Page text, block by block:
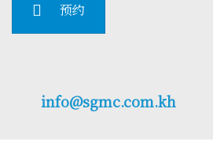
预约
info@sgmc.com.kh